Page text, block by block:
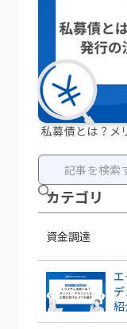
私募債とは？メ
カテ ゴリ
資金調達
エ